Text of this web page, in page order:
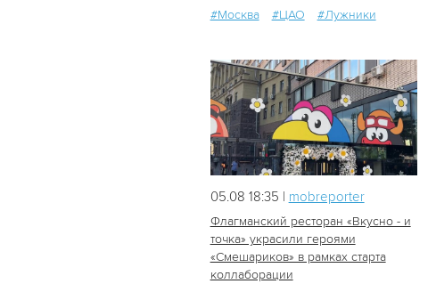
#Москва
#ЦАО #Лужники
05.08 18:35 | mobreporter
Флагманский ресторан «Вкусно - и
точка» украсили героями
«Смешариков» в рамках старта
коллаборации